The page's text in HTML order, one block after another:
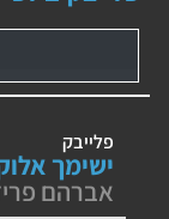
פלייבק
ישימך
אברהם